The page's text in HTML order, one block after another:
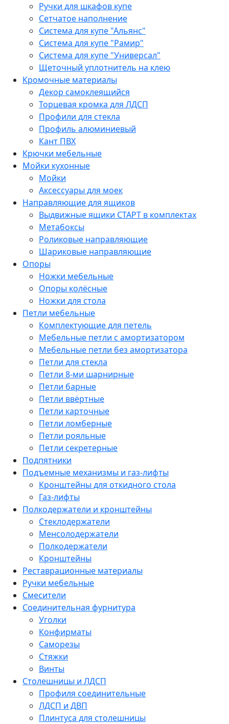
Ручки для шкафов купе
Сетчатое наполнение
Система для купе "Альянс"
Система для купе "Рамир"
Система для купе "Универсал"
Щеточный уплотнитель на клею
Кромочные материалы
Декор самоклеящийся
Торцевая кромка для ЛДСП
Профили для стекла
Профиль алюминиевый
Кант ПВХ
Крючки мебельные
Мойки кухонные
Мойки
Аксессуары для моек
Направляющие для ящиков
Выдвижные ящики СТАРТ в комплектах
Метабоксы
Роликовые направляющие
Шариковые направляющие
Опоры
Ножки мебельные
Опоры колёсные
Ножки для стола
Петли мебельные
Комплектующие для петель
Мебельные петли с амортизатором
Мебельные петли без амортизатора
Петли для стекла
Петли 8-ми шарнирные
Петли барные
Петли ввёртные
Петли карточные
Петли ломберные
Петли рояльные
Петли секретерные
Подпятники
Подъемные механизмы и газ-лифты
Кронштейны для откидного стола
Газ-лифты
Полкодержатели и кронштейны
Стеклодержатели
Менсолодержатели
Полкодержатели
Кронштейны
Реставрационные материалы
Ручки мебельные
Смесители
Соединительная фурнитура
Уголки
Конфирматы
Саморезы
Стяжки
Винты
Столешницы и ЛДСП
Профиля соединительные
ЛДСП и ДВП
Плинтуса для столешницы